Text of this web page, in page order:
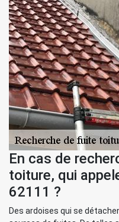
En cas de
toiture, qui
62111 ?
Des ardoises qui se